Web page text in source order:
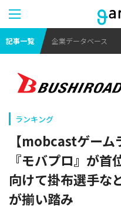
記事一覧 企業データベース
ランキング
【mobcastゲーム
『モバプロ』が
向けて掛布選手な
が揃い踏み